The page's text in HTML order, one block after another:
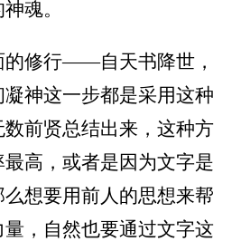
魂。
修行——自天书降世，
神这一步都是采用这种
前贤总结出来，这种方
高，或者是因为文字是
想要用前人的思想来帮
，自然也要通过文字这